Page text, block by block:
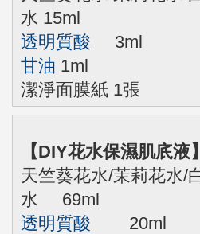
水 15ml
透明質酸 3ml
甘油 1ml
潔淨面膜紙 1張
【DIY花水保濕肌㡳液】
天竺葵花水/茉莉花水/
水 69ml
透明質酸 20ml